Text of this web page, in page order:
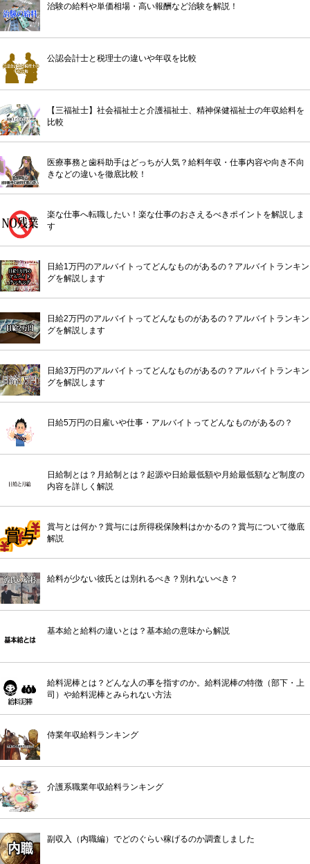
治験の給料や単価相場・高い報酬など治験を解説！
公認会計士と税理士の違いや年収を比較
【三福祉士】社会福祉士と介護福祉士、精神保健福祉士の年収給料を
比較
医療事務と歯科助手はどっちが人気？給料年収・仕事内容や向き不向
きなどの違いを徹底比較！
楽な仕事へ転職したい！楽な仕事のおさえるべきポイントを解説しま
す
日給1万円のアルバイトってどんなものがあるの？アルバイトランキン
グを解説します
日給2万円のアルバイトってどんなものがあるの？アルバイトランキン
グを解説します
日給3万円のアルバイトってどんなものがあるの？アルバイトランキン
グを解説します
日給5万円の日雇いや仕事・アルバイトってどんなものがあるの？
日給制とは？月給制とは？起源や日給最低額や月給最低額など制度の
内容を詳しく解説
賞与とは何か？賞与には所得税保険料はかかるの？賞与について徹底
解説
給料が少ない彼氏とは別れるべき？別れないべき？
基本給と給料の違いとは？基本給の意味から解説
給料泥棒とは？どんな人の事を指すのか。給料泥棒の特徴（部下・上
司）や給料泥棒とみられない方法
侍業年収給料ランキング
介護系職業年収給料ランキング
副収入（内職編）でどのぐらい稼げるのか調査しました